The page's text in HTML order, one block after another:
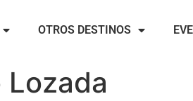
OTROS DESTINOS
Lozada